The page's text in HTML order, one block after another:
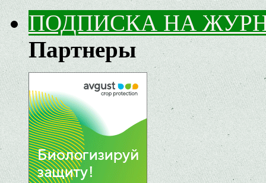
ПОДПИСКА НА
Партнеры